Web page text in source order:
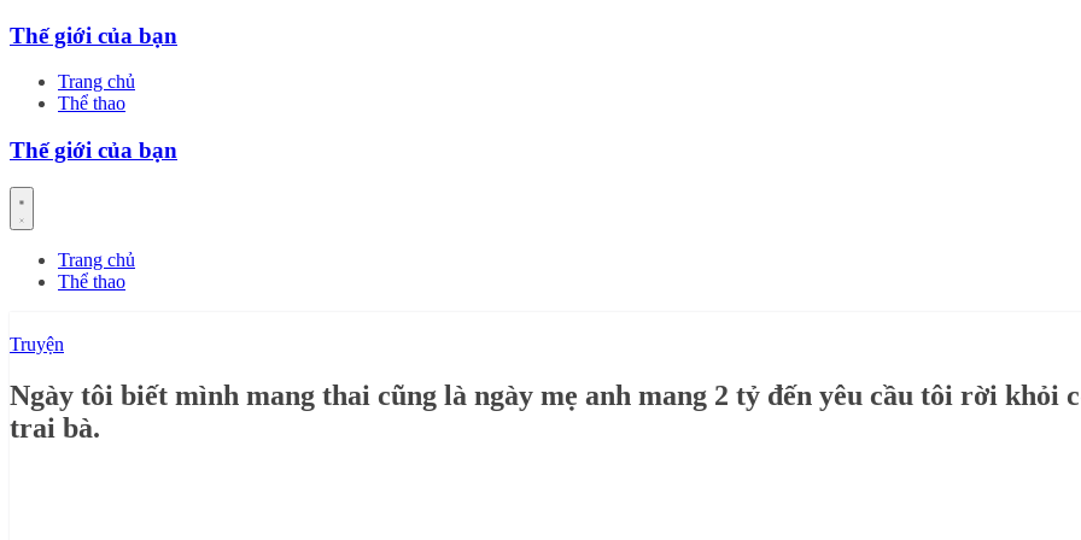
Skip
content
Thế giới của bạn
Trang chủ
Thể thao
Thế giới của bạn
Trang chủ
Thể thao
Truyện
Ngày tôi biết mình mang thai cũng là ngày mẹ anh mang 2 tỷ đến yêu cầu tôi rời khỏi
trai bà.